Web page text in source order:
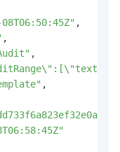
,
,
,
,